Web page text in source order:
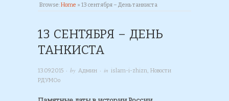
Browse:Home » 13 сентября – День танкиста
13 СЕНТЯБРЯ – ДЕНЬ
ТАНКИСТА
13.09.2015 · by Админ · in islam-i-zhizn, Новости
РДУМОо